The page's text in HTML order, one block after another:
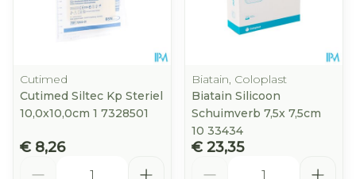
Cutimed
Cutimed Siltec Kp Steriel
10,0x10,0cm 1 7328501
€ 8,26
Biatain, Coloplast
Biatain Silicoon
Schuimverb 7,5x 7,5cm
10 33434
€ 23,35